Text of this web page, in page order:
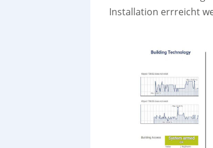
Installation errreicht